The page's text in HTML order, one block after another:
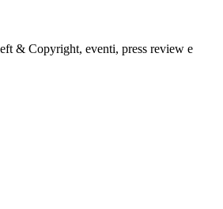
& Copyright, eventi, press review e